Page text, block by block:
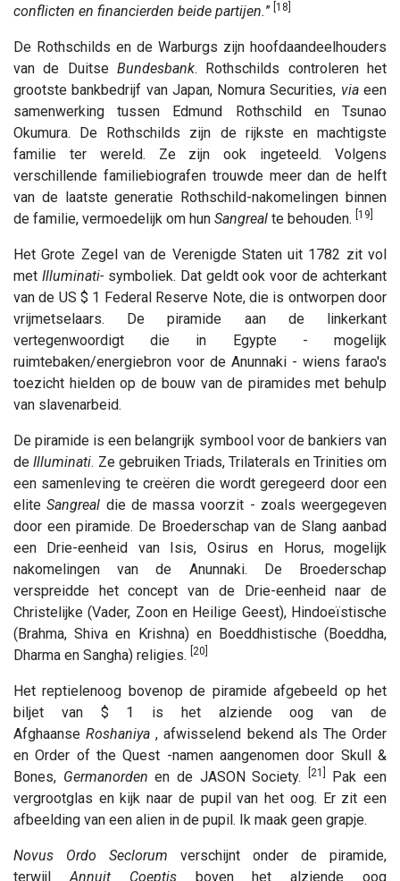
conflicten en financierden beide partijen.” [18]
De Rothschilds en de Warburgs zijn hoofdaandeelhouders
van de Duitse Bundesbank. Rothschilds controleren het
grootste bankbedrijf van Japan, Nomura Securities, viaeen
samenwerking tussen Edmund Rothschild en Tsunao
Okumura. De Rothschilds zijn de rijkste en machtigste
familie ter wereld. Ze zijn ook ingeteeld. Volgens
verschillende familiebiografen trouwde meer dan de helft
van de laatste generatie Rothschild-nakomelingen binnen
de familie, vermoedelijk om hun Sangreal te behouden. [19]
Het Grote Zegel van de Verenigde Staten uit 1782 zit vol
met Illuminati-symboliek. Dat geldt ook voor de achterkant
van de US $ 1 Federal Reserve Note, die is ontworpen door
vrijmetselaars. De piramide aan de linkerkant
vertegenwoordigt die in Egypte - mogelijk
ruimtebaken/energiebron voor de Anunnaki - wiens farao's
toezicht hielden op de bouw van de piramides met behulp
van slavenarbeid.
De piramide is een belangrijk symbool voor de bankiers van
deIlluminati. Ze gebruiken Triads, Trilaterals en Trinities om
een ​​samenleving te creëren die wordt geregeerd door een
eliteSangreal die de massa voorzit - zoals weergegeven
door een piramide. De Broederschap van de Slang aanbad
een Drie-eenheid van Isis, Osirus en Horus, mogelijk
nakomelingen van de Anunnaki. De Broederschap
verspreidde het concept van de Drie-eenheid naar de
Christelijke (Vader, Zoon en Heilige Geest), Hindoeïstische
(Brahma, Shiva en Krishna) en Boeddhistische (Boeddha,
Dharma en Sangha) religies. [20]
Het reptielenoog bovenop de piramide afgebeeld op het
biljet van $ 1 is het alziende oog van de
AfghaanseRoshaniya , afwisselend bekend als The Order
en Order of the Quest -namen aangenomen door Skull &
Bones, Germanorden en de JASON Society. [21]
Pak een
vergrootglas en kijk naar de pupil van het oog. Er zit een
afbeelding van een alien in de pupil. Ik maak geen grapje.
Novus Ordo Seclorum verschijnt onder de piramide,
terwijl Annuit Coeptisboven het alziende oog